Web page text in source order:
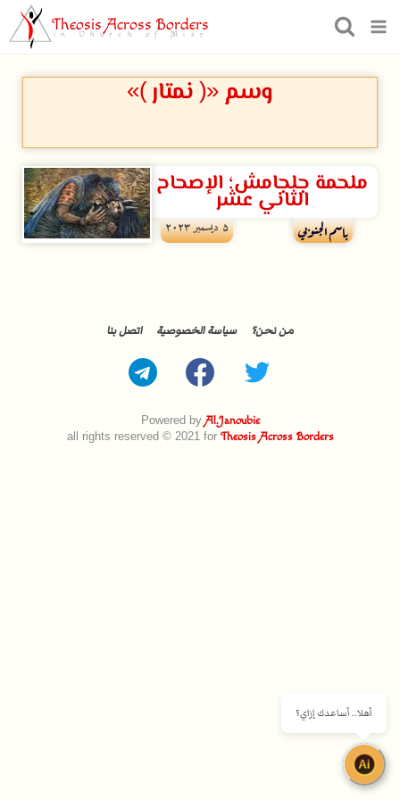
Theosis Across Borders
in Church of Misr
وسم «( نمتار )»
ملحمة جلجامش؛ الإصحاح
الثاني عشر
باسم الجنوبي ۵ ديسمبر ۲۰۲۳
Powered by Al.Janoubie
all rights reserved © 2021 for Theosis Across Borders
من نحن؟ سياسة الخصوصية اتصل بنا
أهلا.. أساعدك إزاي؟